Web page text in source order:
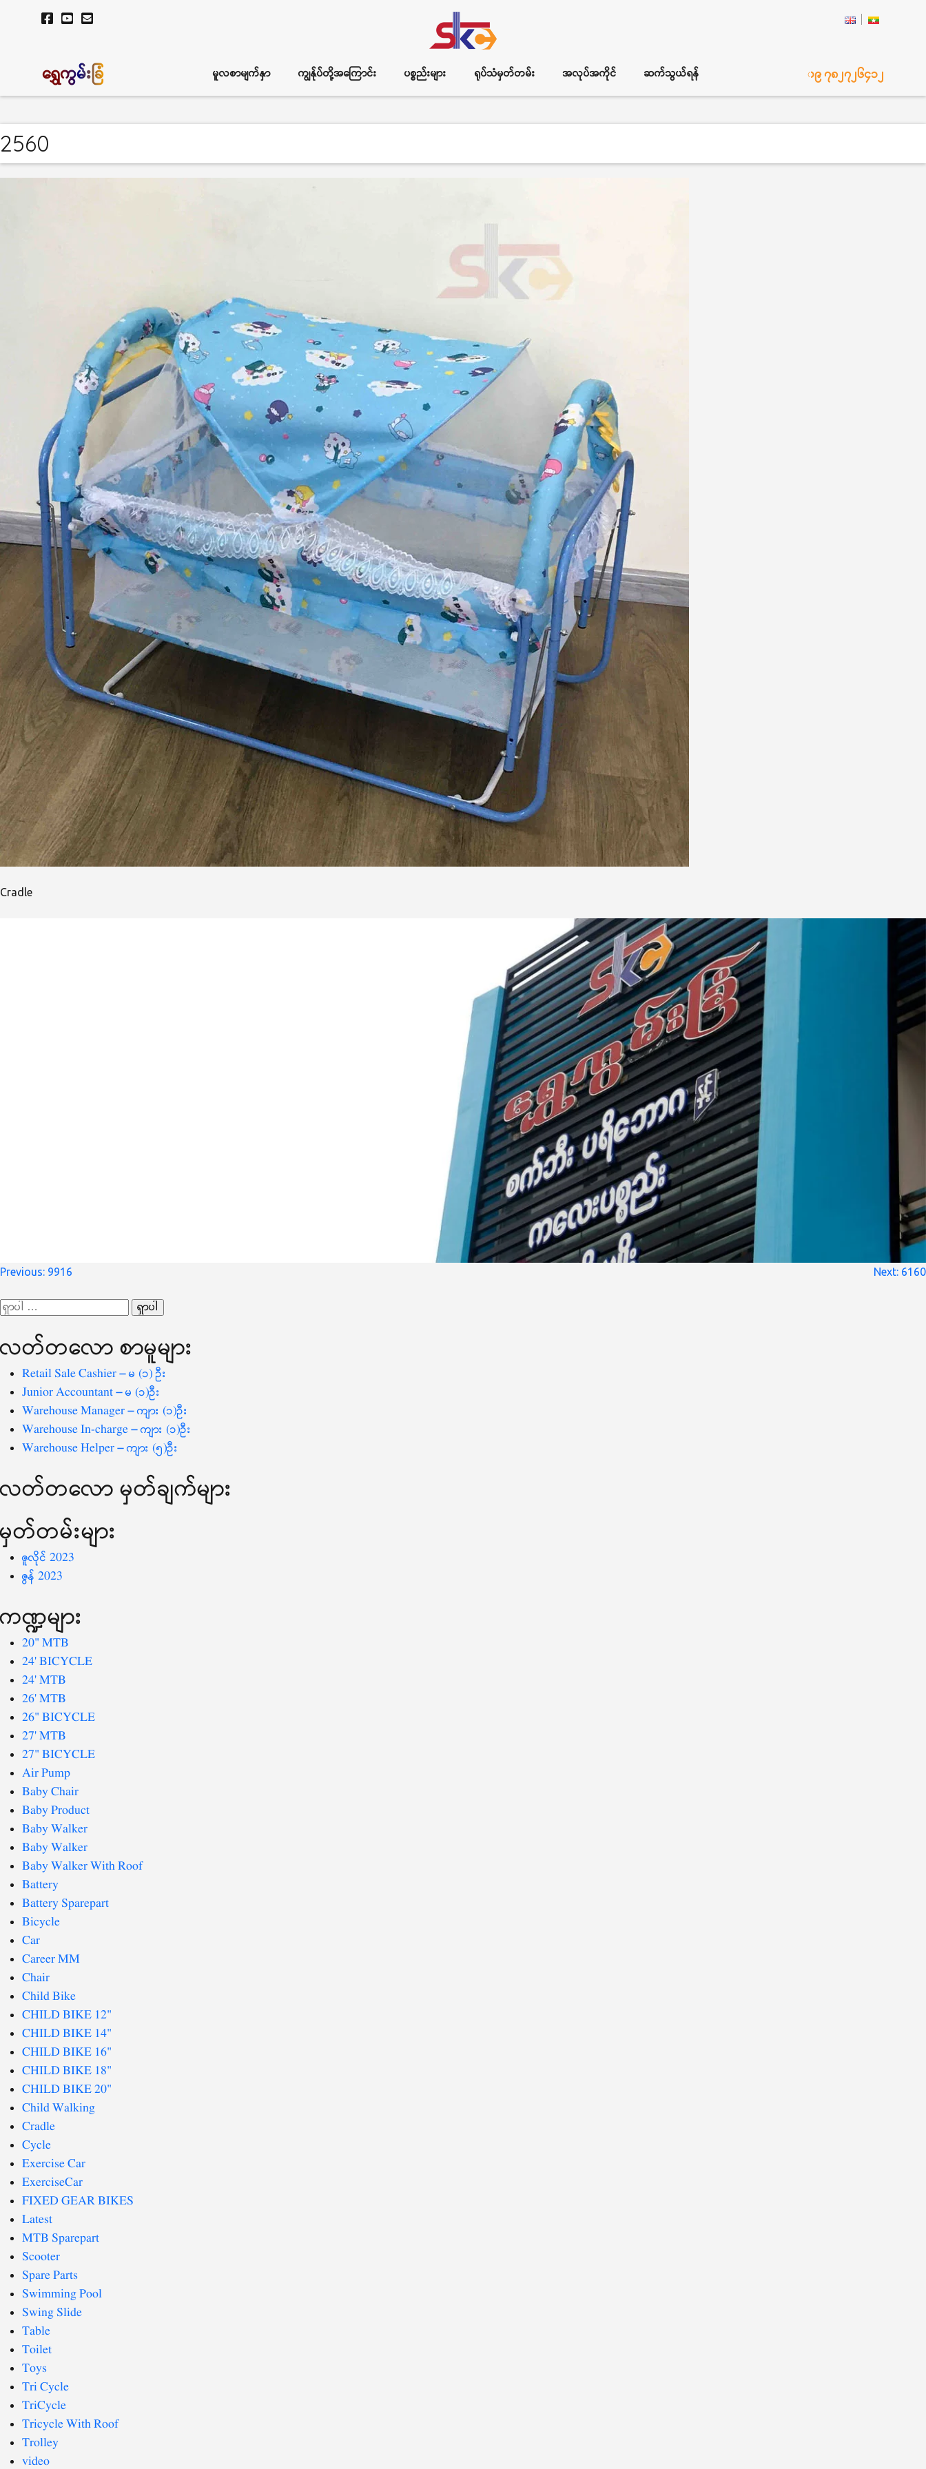
ရွှေကွမ်းခြံ မူလစာမျက်နှာ ကျွန်ုပ်တို့အကြောင်း ပစ္စည်းများ ရုပ်သံမှတ်တမ်း အလုပ်အကိုင် ဆက်သွယ်ရန် ၀၉ ၇၈၂၇၂၆၄၁၂
2560
Cradle
စာမူ
လမ်းကြောင်း
Previous: 9916 Next: 6160
ရှာ
စကားလုံး
လတ်တ‌လော စာမူများ
Retail Sale Cashier – မ (၁) ဦး
Junior Accountant – မ (၁)ဦး
Warehouse Manager – ကျား (၁)ဦး
Warehouse In-charge – ကျား (၁)ဦး
Warehouse Helper – ကျား (၅)ဦး
လတ်တ‌လော မှတ်ချက်များ
မှတ်တမ်းများ
ဇူလိုင် 2023
ဇွန် 2023
ကဏ္ဍများ
20" MTB
24' BICYCLE
24' MTB
26' MTB
26" BICYCLE
27' MTB
27" BICYCLE
Air Pump
Baby Chair
Baby Product
Baby Walker
Baby Walker
Baby Walker With Roof
Battery
Battery Sparepart
Bicycle
Car
Career MM
Chair
Child Bike
CHILD BIKE 12"
CHILD BIKE 14"
CHILD BIKE 16"
CHILD BIKE 18"
CHILD BIKE 20"
Child Walking
Cradle
Cycle
Exercise Car
ExerciseCar
FIXED GEAR BIKES
Latest
MTB Sparepart
Scooter
Spare Parts
Swimming Pool
Swing Slide
Table
Toilet
Toys
Tri Cycle
TriCycle
Tricycle With Roof
Trolley
video